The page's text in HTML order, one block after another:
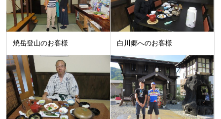
焼岳登山のお客様 白川郷へのお客様